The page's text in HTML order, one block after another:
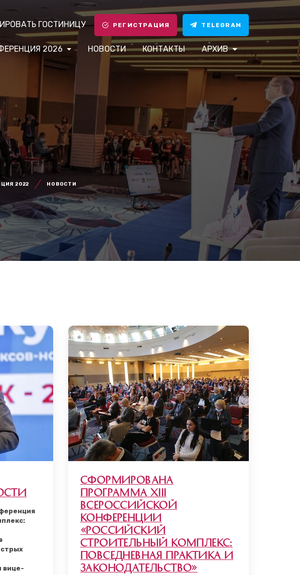
ГОСТИНИЦУ РЕГИСТРАЦИЯ TELEGRAM
2026 НОВОСТИ КОНТАКТЫ АРХИВ
2022 НОВОСТИ
вице-
Сформирована
программа XIII
Всероссийской
конференции
«Российский
строительный комплекс:
повседневная практика и
законодательство»